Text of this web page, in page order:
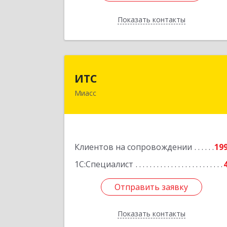
Показать контакты
Назад
ИТС
Миасс
Клиентов на сопровождении
1С:Специалист
Отправить заявку
Показать контакты
456300, Челябинская обл, Миасс г,
Отправить заявку
Назад